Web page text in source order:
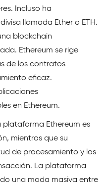
Incluso ha
llamada Ether o ETH.
blockchain
Ethereum se rige
de los contratos
eficaz.
en Ethereum.
plataforma Ethereum es
mientras que su
de procesamiento y las
La plataforma
una moda masiva entre